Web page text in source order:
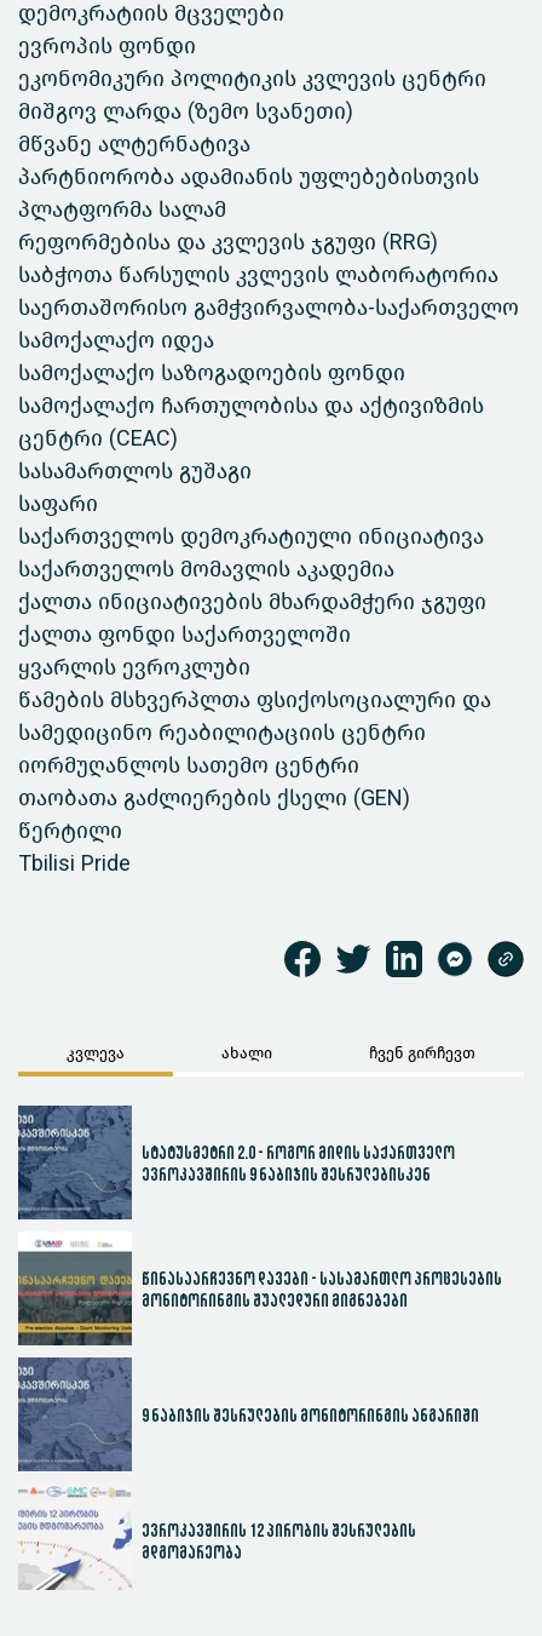
დემოკრატიის მცველები
ევროპის ფონდი
ეკონომიკური პოლიტიკის კვლევის ცენტრი
მიშგოვ ლარდა (ზემო სვანეთი)
მწვანე ალტერნატივა
პარტნიორობა ადამიანის უფლებებისთვის
პლატფორმა სალამ
რეფორმებისა და კვლევის ჯგუფი (RRG)
საბჭოთა წარსულის კვლევის ლაბორატორია
საერთაშორისო გამჭვირვალობა-საქართველო
სამოქალაქო იდეა
სამოქალაქო საზოგადოების ფონდი
სამოქალაქო ჩართულობისა და აქტივიზმის
ცენტრი (CEAC)
სასამართლოს გუშაგი
საფარი
საქართველოს დემოკრატიული ინიციატივა
საქართველოს მომავლის აკადემია
ქალთა ინიციატივების მხარდამჭერი ჯგუფი
ქალთა ფონდი საქართველოში
ყვარლის ევროკლუბი
წამების მსხვერპლთა ფსიქოსოციალური და
სამედიცინო რეაბილიტაციის ცენტრი
იორმუღანლოს სათემო ცენტრი
თაობათა გაძლიერების ქსელი (GEN)
წერტილი
Tbilisi Pride
კვლევა ახალი ჩვენ გირჩევთ
სტატუსმეტრი 2.0 - როგორ მიდის საქართველო
ევროკავშირის 9 ნაბიჯის შესრულებისკენ
წინასაარჩევნო დავები - სასამართლო პროცესების
მონიტორინგის შუალედური მიგნებები
9 ნაბიჯის შესრულების მონიტორინგის ანგარიში
ევროკავშირის 12 პირობის შესრულების
მდგომარეობა